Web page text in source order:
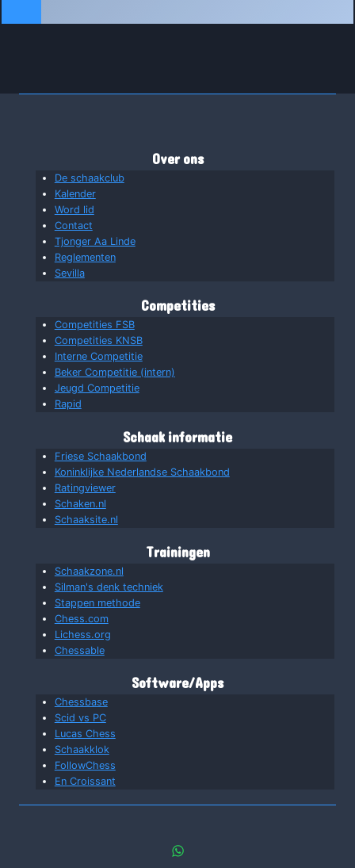
Over ons
De schaakclub
Kalender
Word lid
Contact
Tjonger Aa Linde
Reglementen
Sevilla
Competities
Competities FSB
Competities KNSB
Interne Competitie
Beker Competitie (intern)
Jeugd Competitie
Rapid
Schaak informatie
Friese Schaakbond
Koninklijke Nederlandse Schaakbond
Ratingviewer
Schaken.nl
Schaaksite.nl
Trainingen
Schaakzone.nl
Silman's denk techniek
Stappen methode
Chess.com
Lichess.org
Chessable
Software/Apps
Chessbase
Scid vs PC
Lucas Chess
Schaakklok
FollowChess
En Croissant